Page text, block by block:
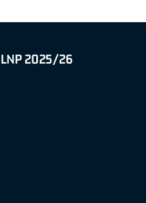
LNP 2025/26